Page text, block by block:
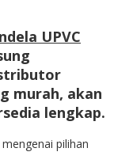
UPVC
murah, akan
lengkap.
pilihan